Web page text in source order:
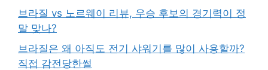
브라질 vs 노르웨이 리뷰, 우승 후보의 경기력이 정
말 맞나?
브라질은 왜 아직도 전기 샤워기를 많이 사용할까?
직접 감전당한썰